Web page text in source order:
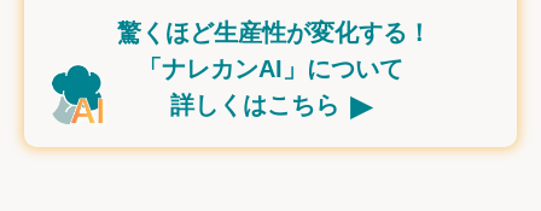
驚くほど生産性が変化する！
「ナレカンAI」について
詳しくはこちら ▸